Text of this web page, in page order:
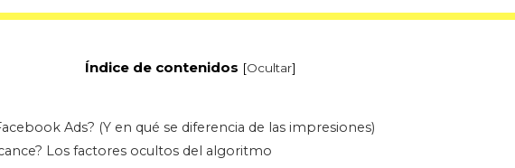
Índice de contenidos [Ocultar]
Ads? (Y en qué se diferencia de las impresiones)
Los factores ocultos del algoritmo